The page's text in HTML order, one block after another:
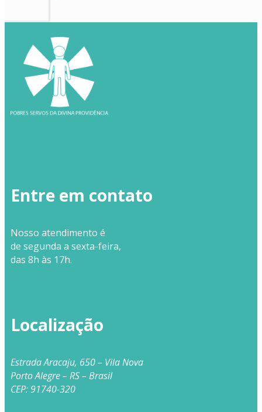
Entre em contato
Nosso atendimento é
de segunda a sexta-feira,
das 8h às 17h.
Localização
Estrada Aracaju, 650 – Vila Nova
Porto Alegre – RS – Brasil
CEP: 91740-320